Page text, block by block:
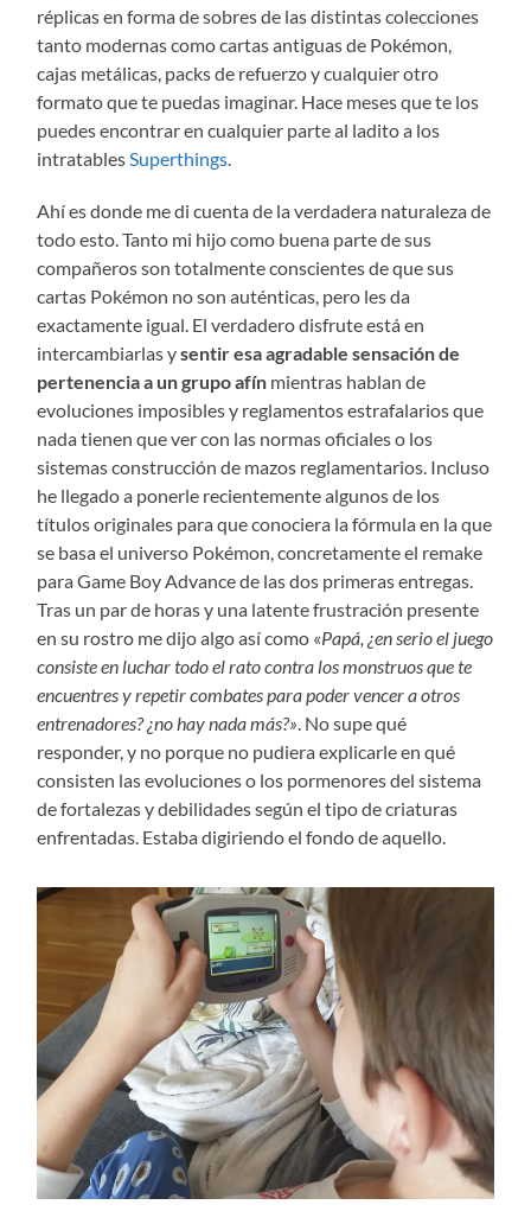
réplicas en forma de sobres de las distintas colecciones
tanto modernas como cartas antiguas de Pokémon,
cajas metálicas, packs de refuerzo y cualquier otro
formato que te puedas imaginar. Hace meses que te los
puedes encontrar en cualquier parte al ladito a los
intratables Superthings
Ahí es donde me di cuenta de la verdadera naturaleza de
todo esto. Tanto mi hijo como buena parte de sus
compañeros son totalmente conscientes de que sus
cartas Pokémon no son auténticas, pero les da
exactamente igual. El verdadero disfrute está en
intercambiarlas ysentir esa agradable sensación de
pertenencia a un grupo afín mientras hablan de
evoluciones imposibles y reglamentos estrafalarios que
nada tienen que ver con las normas oficiales o los
sistemas construcción de mazos reglamentarios. Incluso
he llegado a ponerle recientemente algunos de los
títulos originales para que conociera la fórmula en la que
se basa el universo Pokémon, concretamente el remake
para Game Boy Advance de las dos primeras entregas.
Tras un par de horas y una latente frustración presente
en su rostro me dijo algo así como «Papá, ¿en serio el juego
consiste en luchar todo el rato contra los monstruos que te
encuentres y repetir combates para poder vencer a otros
entrenadores? ¿no hay nada más?» . No supe qué
responder, y no porque no pudiera explicarle en qué
consisten las evoluciones o los pormenores del sistema
de fortalezas y debilidades según el tipo de criaturas
enfrentadas. Estaba digiriendo el fondo de aquello.